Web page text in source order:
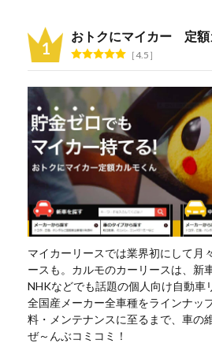
おトクにマイカー 定額
4.5
マイカーリースでは業界初にして月
ースも。カルモのカーリースは、新
NHKなどでも話題の個人向け自動車
全国産メーカー全車種をラインナッ
料・メンテナンスに至るまで、車の
ぜ～んぶコミコミ！